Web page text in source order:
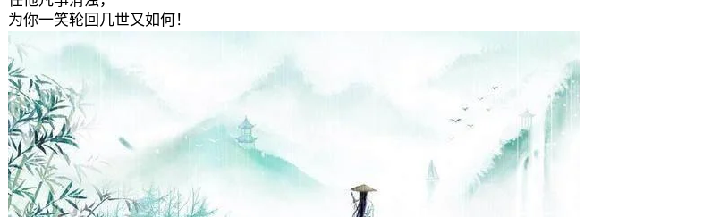
为你一笑轮回几世又如何！